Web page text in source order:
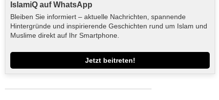
IslamiQ auf WhatsApp
Bleiben Sie informiert – aktuelle Nachrichten, spannende
Hintergründe und inspirierende Geschichten rund um Islam und
Muslime direkt auf Ihr Smartphone.
Jetzt beitreten!